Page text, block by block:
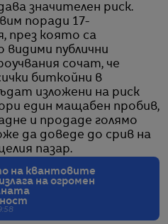
значителен риск.
поради 17-
през която са
публични
сочат, че
биткойни в
изложени на риск
един мащабен пробив,
и продаде голямо
да доведе до срив на
пазар.
на квантовите
на огромен